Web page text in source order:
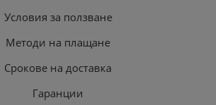
Условия за ползване
Методи на плащане
Срокове на доставка
Гаранции